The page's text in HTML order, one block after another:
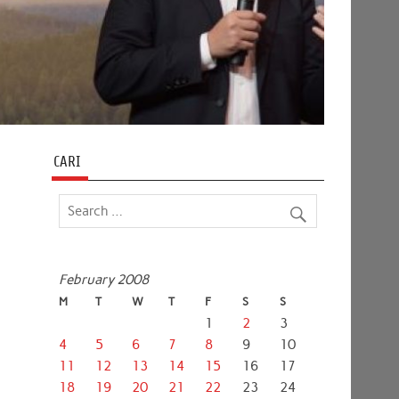
CARI
February 2008
M T W T F S S
1 2
3
4
5 6 7 8 9
10
11
12 13 14 15 16
17
18
19 20 21 22 23 24